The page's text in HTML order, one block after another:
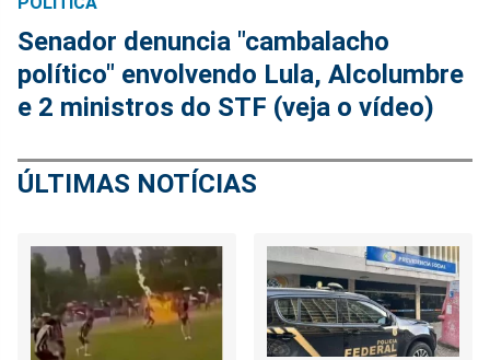
Senador denuncia "cambalacho
político" envolvendo Lula, Alcolumbre
e 2 ministros do STF (veja o vídeo)
ÚLTIMAS NOTÍCIAS